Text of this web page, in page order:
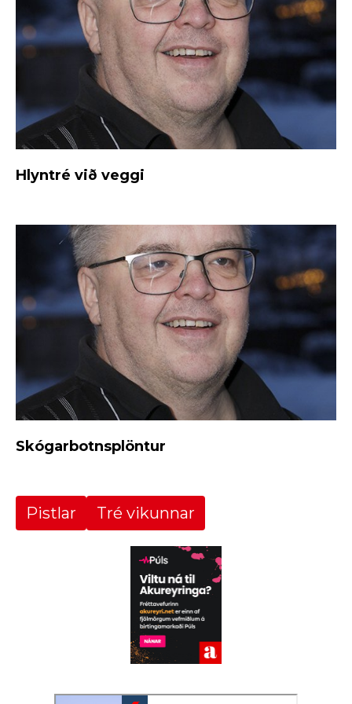
Hlyntré við veggi
Skógarbotnsplöntur
Pistlar Tré vikunnar